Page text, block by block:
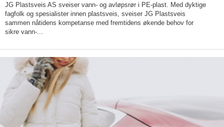
– Vi er veldig dyktig på service og levering, for vi har alt «in-
house» og et stort varelager.
Ved å ha alt samlet på en plass, er effektiviteten med andre ord
alltid på topp hos Sportex.
– Ting skal skje fort i dag, dessverre, og der skjemmer vi bort
kundene, sier Karlsen med glimt i øyet.
JG Plastsveis AS sveiser vann- og avløpsrør i PE-plast. Med dyktige
fagfolk og spesialister innen plastsveis, sveiser JG Plastsveis
sammen nåtidens kompetanse med fremtidens økende behov for
sikre vann-...